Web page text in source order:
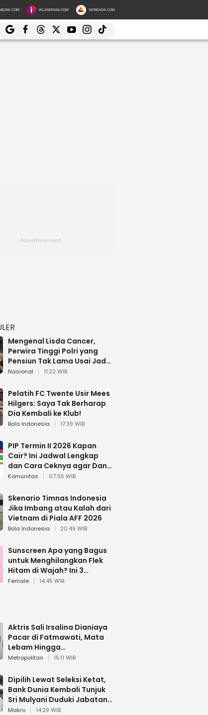
IKLANDISINI.COM SERBADA.COM
Mengenal Lisda Cancer,
Perwira Tinggi Polri yang
Pensiun Tak Lama Usai Jadi
Brigjen
Nasional 11:22 WIB
Pelatih FC Twente Usir Mees
Hilgers: Saya Tak Berharap
Dia Kembali ke Klub!
Bola Indonesia 17:39 WIB
PIP Termin II 2026 Kapan
Cair? Ini Jadwal Lengkap
dan Cara Ceknya agar Dana
Tidak Hangus!
Komunitas 07:36 WIB
Skenario Timnas Indonesia
Jika Imbang atau Kalah dari
Vietnam di Piala AFF 2026
Bola Indonesia 20:49 WIB
Sunscreen Apa yang Bagus
untuk Menghilangkan Flek
Hitam di Wajah? Ini 3
Rekomendasi sesuai Review
Female 14:45 WIB
Aktris Sali Irsalina Dianiaya
Pacar di Fatmawati, Mata
Lebam Hingga
Diselamatkan Polantas
Metropolitan 15:11 WIB
Dipilih Lewat Seleksi Ketat,
Bank Dunia Kembali Tunjuk
Sri Mulyani Duduki Jabatan
Strategis
Makro 14:29 WIB